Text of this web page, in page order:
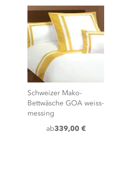
Schweizer Mako-
Bettwäsche GOA weiss-
messing
ab339,00 €